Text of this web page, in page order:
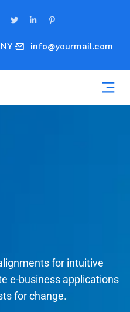
info@yourmail.com
for intuitive
e-business applications
for change.